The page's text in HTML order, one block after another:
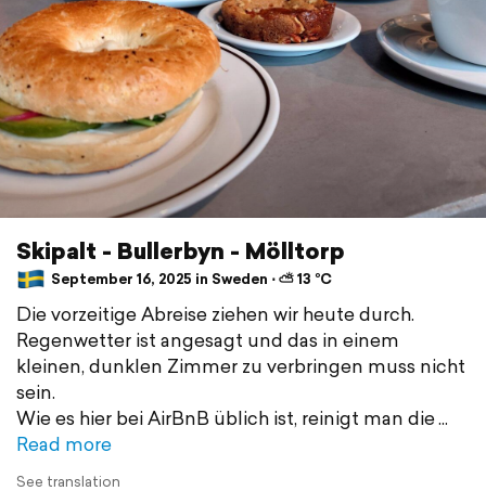
Skipalt - Bullerbyn - Mölltorp
September 16, 2025 in Sweden ⋅ ⛅ 13 °C
Die vorzeitige Abreise ziehen wir heute durch.
Regenwetter ist angesagt und das in einem
kleinen, dunklen Zimmer zu verbringen muss nicht
sein.
Wie es hier bei AirBnB üblich ist, reinigt man die
Read more
See translation